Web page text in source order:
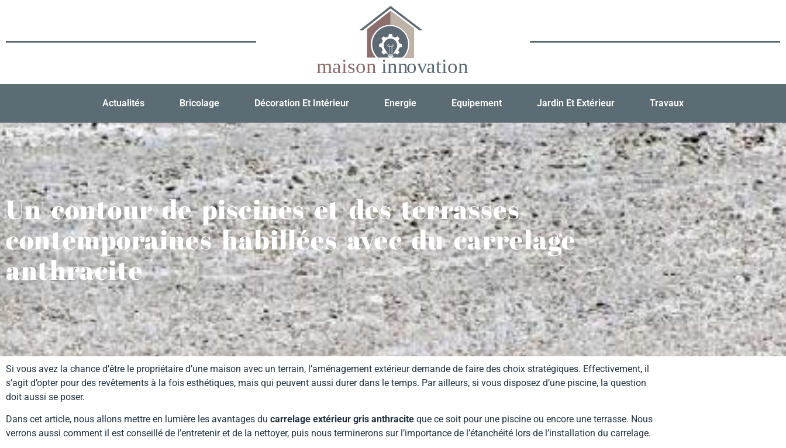
Actualités Bricolage Décoration Et Intérieur Energie Equipement Jardin Et Extérieur Travaux
Un contour de piscines et des terrasses
contemporaines habillées avec du carrelage
anthracite
Si vous avez la chance d’être le propriétaire d’une maison avec un terrain, l’aménagement extérieur demande de faire des choix stratégiques. Effectivement, il
s’agit d’opter pour des revêtements à la fois esthétiques, mais qui peuvent aussi durer dans le temps. Par ailleurs, si vous disposez d’une piscine, la question
doit aussi se poser.
Dans cet article, nous allons mettre en lumière les avantages du carrelage extérieur gris anthracite que ce soit pour une piscine ou encore une terrasse. Nous
verrons aussi comment il est conseillé de l’entretenir et de la nettoyer, puis nous terminerons sur l’importance de l’étanchéité lors de l’installation du carrelage.